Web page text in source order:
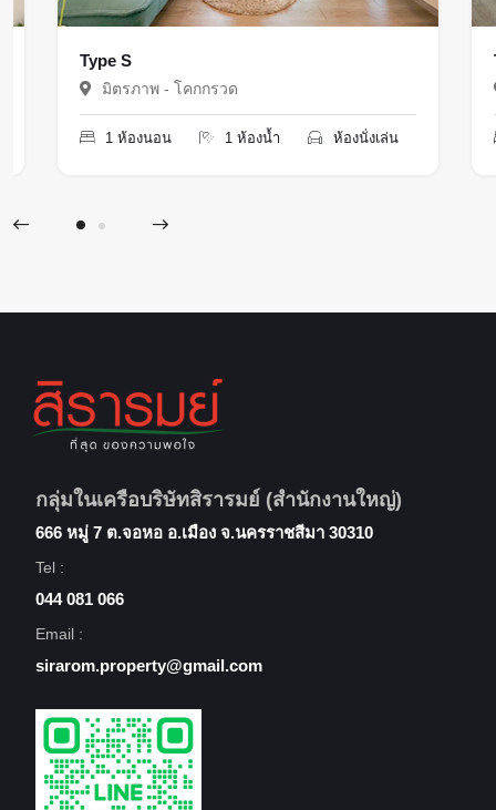
Type S
มิตรภาพ - โคกกรวด
1 ห้องนอน 1 ห้องน้ำ ห้องนั่งเล่น
กลุ่มในเครือบริษัทสิรารมย์ (สำนักงานใหญ่)
666 หมู่ 7 ต.จอหอ อ.เมือง จ.นครราชสีมา 30310
Tel :
044 081 066
Email :
sirarom.property@gmail.com